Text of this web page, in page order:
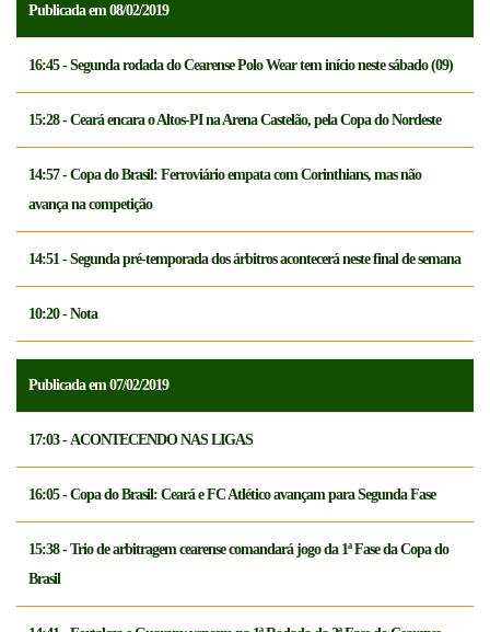
Publicada em 08/02/2019
16:45 - Segunda rodada do Cearense Polo Wear tem início neste sábado (09)
15:28 - Ceará encara o Altos-PI na Arena Castelão, pela Copa do Nordeste
14:57 - Copa do Brasil: Ferroviário empata com Corinthians, mas não
avança na competição
14:51 - Segunda pré-temporada dos árbitros acontecerá neste final de semana
10:20 - Nota
Publicada em 07/02/2019
17:03 - ACONTECENDO NAS LIGAS
16:05 - Copa do Brasil: Ceará e FC Atlético avançam para Segunda Fase
15:38 - Trio de arbitragem cearense comandará jogo da 1ª Fase da Copa do
Brasil